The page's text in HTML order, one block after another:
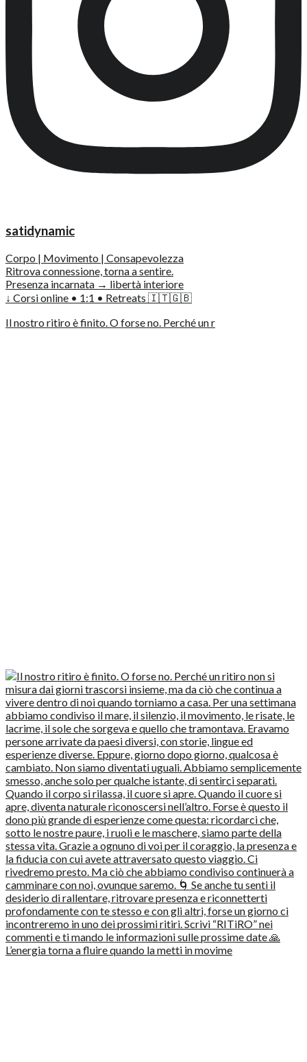
satidynamic
Corpo | Movimento | Consapevolezza
Ritrova connessione, torna a sentire.
Presenza incarnata → libertà interiore
↓ Corsi online • 1:1 • Retreats 🇮🇹🇬🇧
Il nostro ritiro è finito. O forse no. Perché un r
L’energia torna a fluire quando la metti in movime